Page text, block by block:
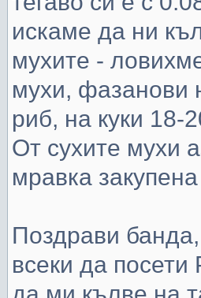
искаме да ни
мухите -
мухи, фазанови
риб, на куки
От сухите мухи
мравка
Поздрави
всеки да